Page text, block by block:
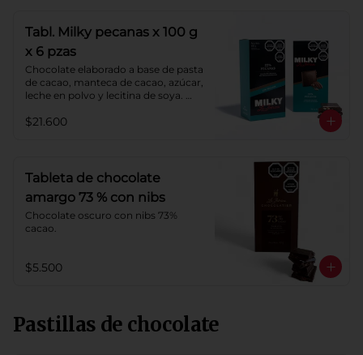
Tabl. Milky pecanas x 100 g
x 6 pzas
Chocolate elaborado a base de pasta
de cacao, manteca de cacao, azúcar,
leche en polvo y lecitina de soya.
cacao: 40%.
$21.600
Tableta de chocolate
amargo 73 % con nibs
Chocolate oscuro con nibs 73%
cacao.
$5.500
Pastillas de chocolate